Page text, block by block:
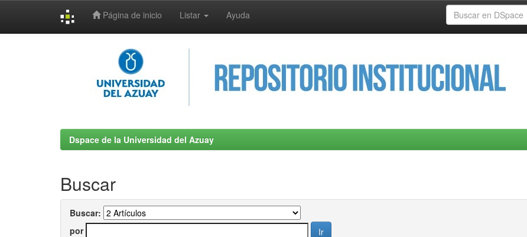
Página de inicio Listar Ayuda
Dspace de la Universidad del Azuay
Buscar
Buscar:
por